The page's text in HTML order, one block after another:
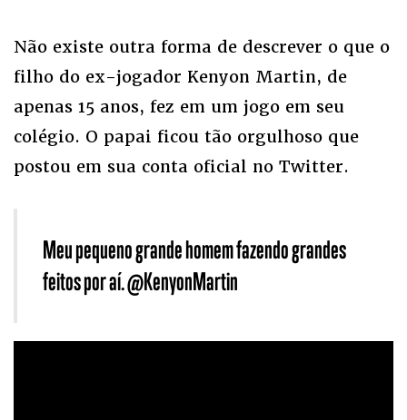
Não existe outra forma de descrever o que o
filho do ex-jogador Kenyon Martin, de
apenas 15 anos, fez em um jogo em seu
colégio. O papai ficou tão orgulhoso que
postou em sua conta oficial no Twitter.
Meu pequeno grande homem fazendo grandes
feitos por aí. @KenyonMartin